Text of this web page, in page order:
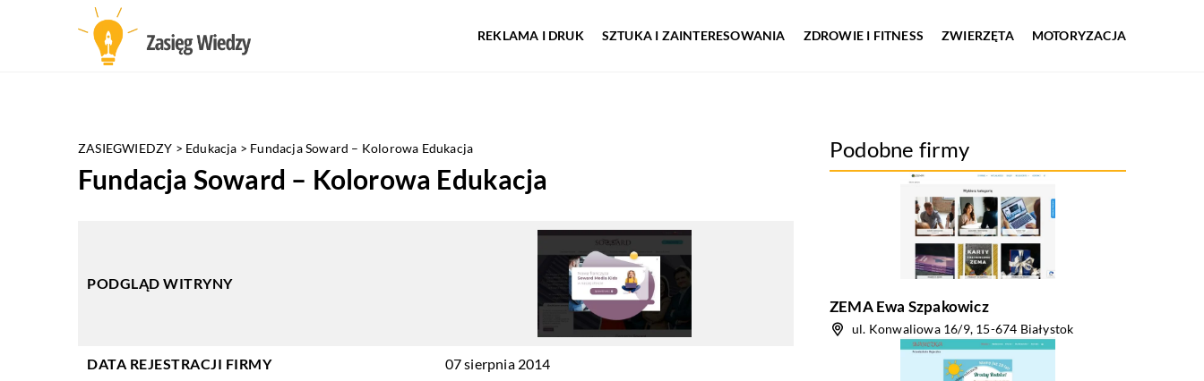
REKLAMA I DRUK SZTUKA I ZAINTERESOWANIA ZDROWIE I FITNESS ZWIERZĘTA MOTORYZACJA
ZASIEGWIEDZY > Edukacja > Fundacja Soward – Kolorowa Edukacja
Fundacja Soward – Kolorowa Edukacja
PODGLĄD WITRYNY
DATA REJESTRACJI FIRMY 07 sierpnia 2014
Podobne firmy
ZEMA Ewa Szpakowicz
ul. Konwaliowa 16/9, 15-674 Białystok